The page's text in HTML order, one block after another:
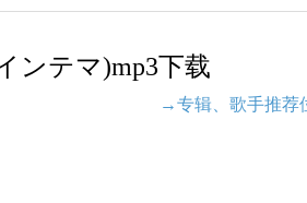
ンテマ)mp3下载
→专辑、歌手推